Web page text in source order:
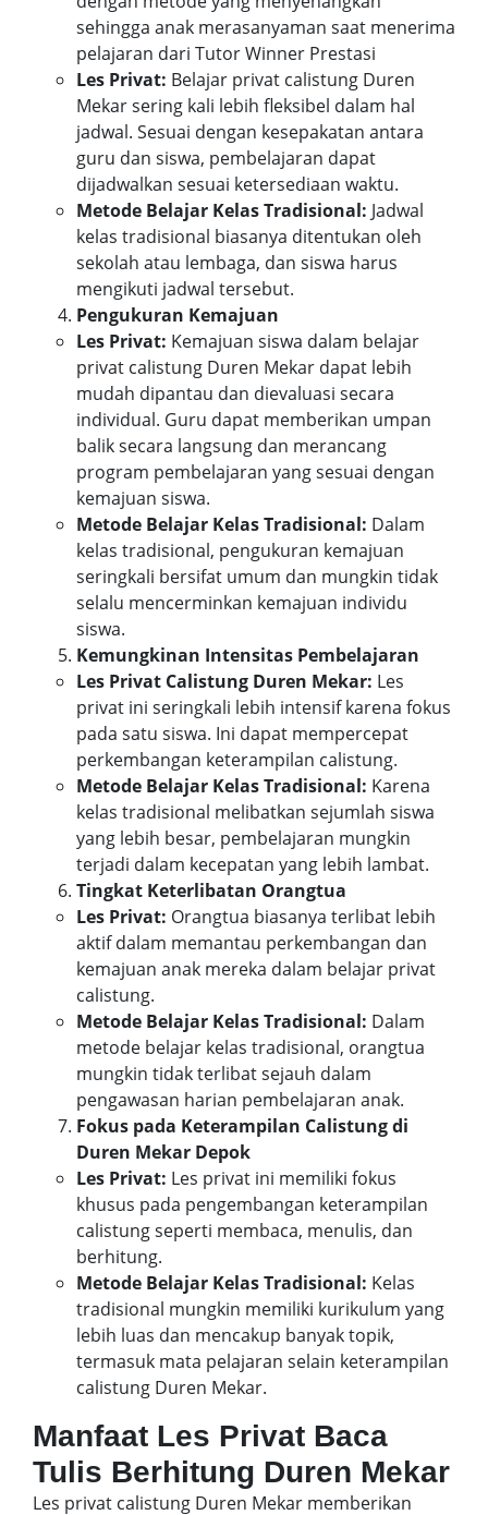
sehingga anak merasanyaman saat menerima
pelajaran dari Tutor Winner Prestasi
Les Privat: Belajar privat calistung Duren
Mekar sering kali lebih fleksibel dalam hal
jadwal. Sesuai dengan kesepakatan antara
guru dan siswa, pembelajaran dapat
dijadwalkan sesuai ketersediaan waktu.
Metode Belajar Kelas Tradisional: Jadwal
kelas tradisional biasanya ditentukan oleh
sekolah atau lembaga, dan siswa harus
mengikuti jadwal tersebut.
Pengukuran Kemajuan
Les Privat: Kemajuan siswa dalam belajar
privat calistung Duren Mekar dapat lebih
mudah dipantau dan dievaluasi secara
individual. Guru dapat memberikan umpan
balik secara langsung dan merancang
program pembelajaran yang sesuai dengan
kemajuan siswa.
Metode Belajar Kelas Tradisional: Dalam
kelas tradisional, pengukuran kemajuan
seringkali bersifat umum dan mungkin tidak
selalu mencerminkan kemajuan individu
siswa.
Kemungkinan Intensitas Pembelajaran
Les Privat Calistung Duren Mekar: Les
privat ini seringkali lebih intensif karena fokus
pada satu siswa. Ini dapat mempercepat
perkembangan keterampilan calistung.
Metode Belajar Kelas Tradisional: Karena
kelas tradisional melibatkan sejumlah siswa
yang lebih besar, pembelajaran mungkin
terjadi dalam kecepatan yang lebih lambat.
Tingkat Keterlibatan Orangtua
Les Privat: Orangtua biasanya terlibat lebih
aktif dalam memantau perkembangan dan
kemajuan anak mereka dalam belajar privat
calistung.
Metode Belajar Kelas Tradisional: Dalam
metode belajar kelas tradisional, orangtua
mungkin tidak terlibat sejauh dalam
pengawasan harian pembelajaran anak.
Fokus pada Keterampilan Calistung di
Duren Mekar Depok
Les Privat: Les privat ini memiliki fokus
khusus pada pengembangan keterampilan
calistung seperti membaca, menulis, dan
berhitung.
Metode Belajar Kelas Tradisional: Kelas
tradisional mungkin memiliki kurikulum yang
lebih luas dan mencakup banyak topik,
termasuk mata pelajaran selain keterampilan
calistung Duren Mekar.
Manfaat Les Privat Baca
Tulis Berhitung Duren Mekar
Les privat calistung Duren Mekar memberikan